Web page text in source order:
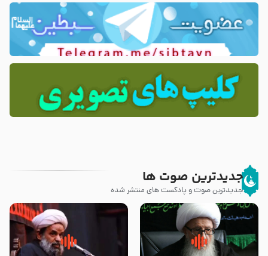
جدیدترین صوت ها
جدیدترین صوت و پادکست های منتشر شده